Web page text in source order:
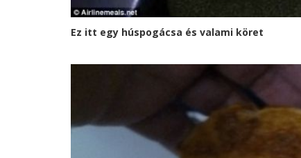
Ez itt egy húspogácsa és valami köret